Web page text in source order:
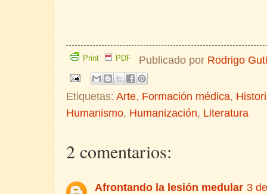
Print PDF Publicado por Rodrigo
Etiquetas: Arte, Formación médica,
Humanismo, Humanización, Literatura
2 comentarios:
Afrontando la lesión medular 3